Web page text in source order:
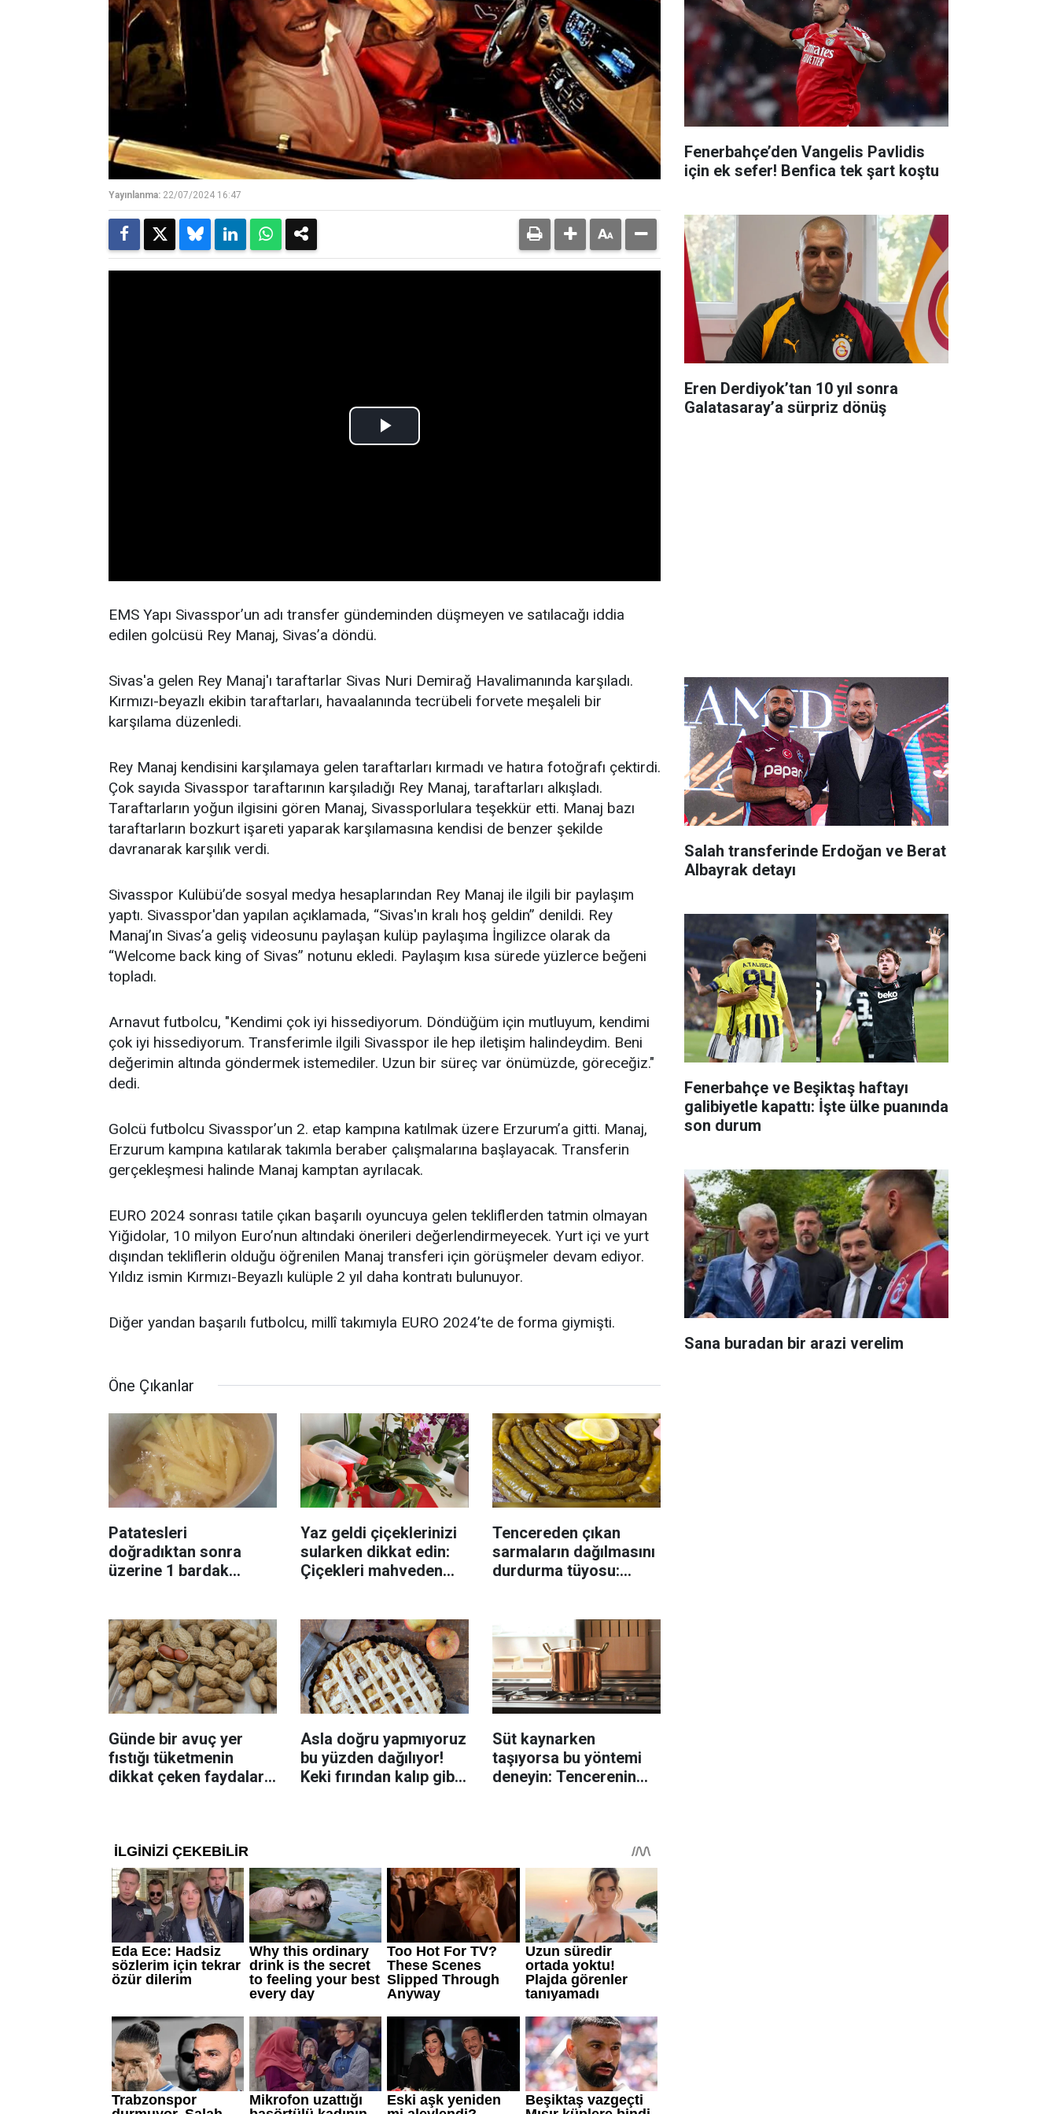
Yayınlanma: 22/07/2024 16:47
EMS Yapı Sivasspor’un adı transfer gündeminden düşmeyen ve satılacağı iddia
edilen golcüsü Rey Manaj, Sivas’a döndü.
Sivas'a gelen Rey Manaj'ı taraftarlar Sivas Nuri Demirağ Havalimanında karşıladı.
Kırmızı-beyazlı ekibin taraftarları, havaalanında tecrübeli forvete meşaleli bir
karşılama düzenledi.
Rey Manaj kendisini karşılamaya gelen taraftarları kırmadı ve hatıra fotoğrafı çektirdi.
Çok sayıda Sivasspor taraftarının karşıladığı Rey Manaj, taraftarları alkışladı.
Taraftarların yoğun ilgisini gören Manaj, Sivassporlulara teşekkür etti. Manaj bazı
taraftarların bozkurt işareti yaparak karşılamasına kendisi de benzer şekilde
davranarak karşılık verdi.
Sivasspor Kulübü’de sosyal medya hesaplarından Rey Manaj ile ilgili bir paylaşım
yaptı. Sivasspor'dan yapılan açıklamada, “Sivas'ın kralı hoş geldin” denildi. Rey
Manaj’ın Sivas’a geliş videosunu paylaşan kulüp paylaşıma İngilizce olarak da
“Welcome back king of Sivas” notunu ekledi. Paylaşım kısa sürede yüzlerce beğeni
topladı.
Arnavut futbolcu, "Kendimi çok iyi hissediyorum. Döndüğüm için mutluyum, kendimi
çok iyi hissediyorum. Transferimle ilgili Sivasspor ile hep iletişim halindeydim. Beni
değerimin altında göndermek istemediler. Uzun bir süreç var önümüzde, göreceğiz."
dedi.
Golcü futbolcu Sivasspor’un 2. etap kampına katılmak üzere Erzurum’a gitti. Manaj,
Erzurum kampına katılarak takımla beraber çalışmalarına başlayacak. Transferin
gerçekleşmesi halinde Manaj kamptan ayrılacak.
EURO 2024 sonrası tatile çıkan başarılı oyuncuya gelen tekliflerden tatmin olmayan
Yiğidolar, 10 milyon Euro’nun altındaki önerileri değerlendirmeyecek. Yurt içi ve yurt
dışından tekliflerin olduğu öğrenilen Manaj transferi için görüşmeler devam ediyor.
Yıldız ismin Kırmızı-Beyazlı kulüple 2 yıl daha kontratı bulunuyor.
Diğer yandan başarılı futbolcu, millî takımıyla EURO 2024’te de forma giymişti.
Öne Çıkanlar
Patatesleri
doğradıktan sonra
üzerine 1 bardak
Yaz geldi çiçeklerinizi
sularken dikkat edin:
Çiçekleri mahveden
Tencereden çıkan
sarmaların dağılmasını
durdurma tüyosu:
Günde bir avuç yer
fıstığı tüketmenin
dikkat çeken faydaları:
Asla doğru yapmıyoruz
bu yüzden dağılıyor!
Keki fırından kalıp gibi
Süt kaynarken
taşıyorsa bu yöntemi
deneyin: Tencerenin
Fenerbahçe’den Vangelis Pavlidis
için ek sefer! Benfica tek şart koştu
Eren Derdiyok’tan 10 yıl sonra
Galatasaray’a sürpriz dönüş
Salah transferinde Erdoğan ve Berat
Albayrak detayı
Fenerbahçe ve Beşiktaş haftayı
galibiyetle kapattı: İşte ülke puanında
son durum
Sana buradan bir arazi verelim